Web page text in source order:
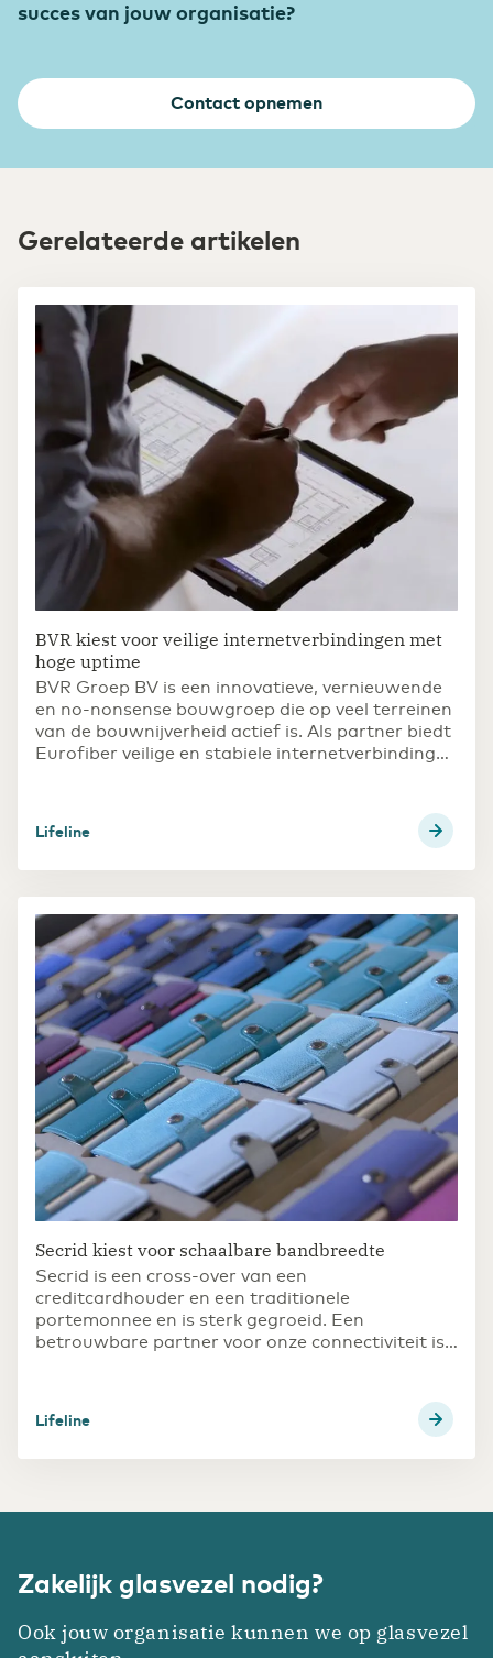
succes van jouw organisatie?
Contact opnemen
Gerelateerde artikelen
BVR kiest voor veilige internetverbindingen met
hoge uptime
BVR Groep BV is een innovatieve, vernieuwende
en no-nonsense bouwgroep die op veel terreinen
van de bouwnijverheid actief is. Als partner biedt
Eurofiber veilige en stabiele internetverbindingen
Lifeline
Secrid kiest voor schaalbare bandbreedte
Secrid is een cross-over van een
creditcardhouder en een traditionele
portemonnee en is sterk gegroeid. Een
betrouwbare partner voor onze connectiviteit is
Lifeline
Zakelijk glasvezel nodig?
Ook jouw organisatie kunnen we op glasvezel